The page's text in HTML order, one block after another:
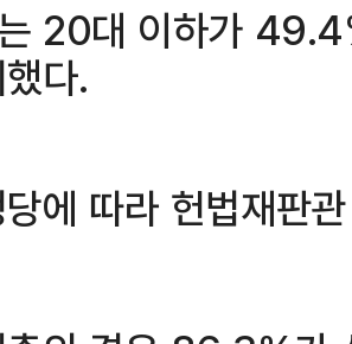
20대 이하가
다.
에 따라 헌법재판